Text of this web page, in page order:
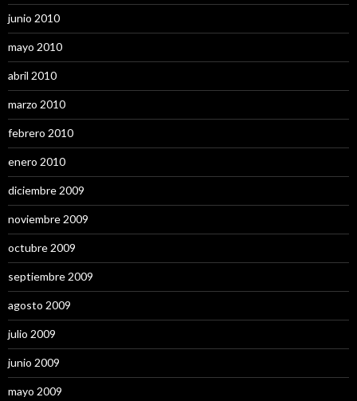
junio 2010
mayo 2010
abril 2010
marzo 2010
febrero 2010
enero 2010
diciembre 2009
noviembre 2009
octubre 2009
septiembre 2009
agosto 2009
julio 2009
junio 2009
mayo 2009